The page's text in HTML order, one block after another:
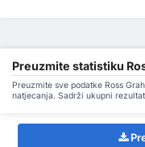
Preuzmite statistiku
Preuzmite sve podatke Ross
natjecanja. Sadrži ukupni